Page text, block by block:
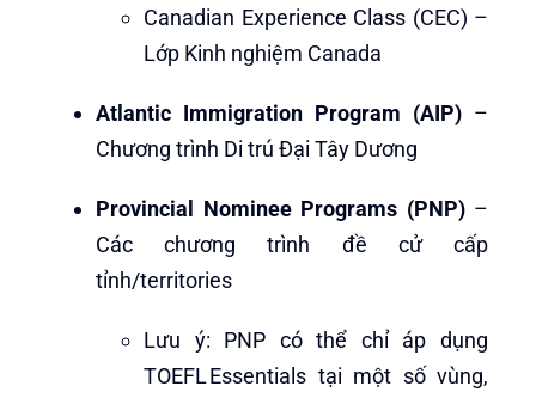
Canadian Experience Class (CEC) –
Lớp Kinh nghiệm Canada
Atlantic Immigration Program (AIP) –
Chương trình Di trú Đại Tây Dương
Provincial Nominee Programs (PNP)–
Các chương trình đề cử cấp
tỉnh/territories
Lưu ý: PNP có thể chỉ áp dụng
TOEFL Essentials tại một số vùng,